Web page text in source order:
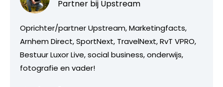
Partner bij Upstream
Oprichter/partner Upstream, Marketingfacts,
Arnhem Direct, SportNext, TravelNext, RvT VPRO,
Bestuur Luxor Live, social business, onderwijs,
fotografie en vader!